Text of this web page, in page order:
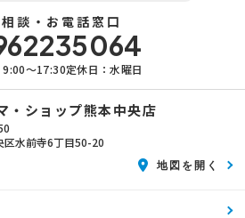
談・お電話窓口
9:00〜17:30定休日：水曜日
・ショップ熊本中央店
区水前寺6丁目50-20
地図を開く